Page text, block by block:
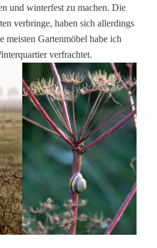
und winterfest zu machen. Die
verbringe, haben sich allerdings
meisten Gartenmöbel habe ich
verfrachtet.